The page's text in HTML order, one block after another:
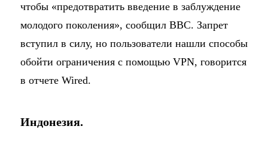
чтобы «предотвратить введение в заблуждение
молодого поколения», сообщил BBC. Запрет
вступил в силу, но пользователи нашли способы
обойти ограничения с помощью VPN, говорится
в отчете Wired.
Индонезия.